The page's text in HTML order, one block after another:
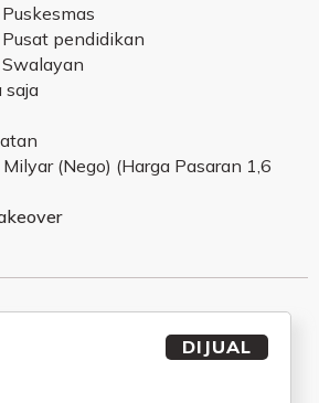
pendidikan
saja
(Nego) (Harga Pasaran 1,6
DIJUAL